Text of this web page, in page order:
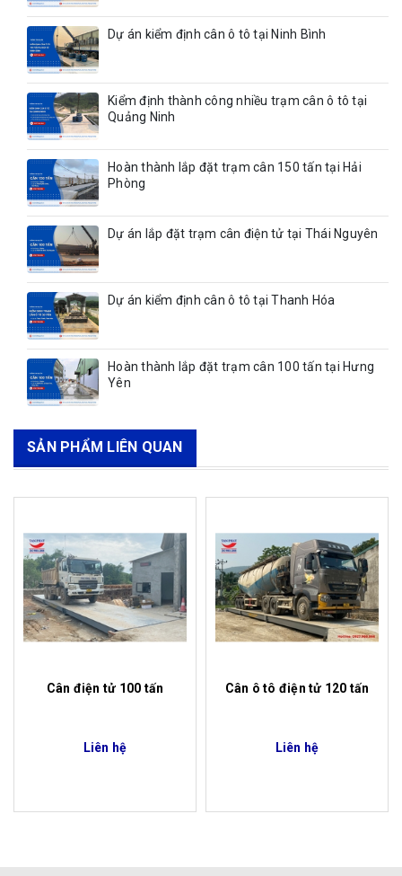
Dự án kiểm định cân ô tô tại Ninh Bình
Kiểm định thành công nhiều trạm cân ô tô tại
Quảng Ninh
Hoàn thành lắp đặt trạm cân 150 tấn tại Hải
Phòng
Dự án lắp đặt trạm cân điện tử tại Thái Nguyên
Dự án kiểm định cân ô tô tại Thanh Hóa
Hoàn thành lắp đặt trạm cân 100 tấn tại Hưng
Yên
SẢN PHẨM LIÊN QUAN
Cân điện tử 100 tấn
Liên hệ
Cân ô tô điện tử 120 tấn
Liên hệ